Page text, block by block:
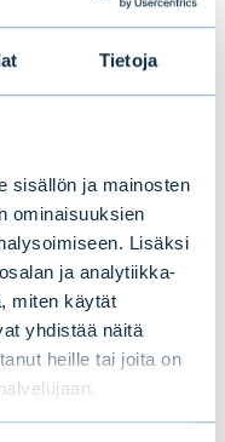
Tietoja
sisällön ja mainosten
ominaisuuksien
Lisäksi
ja analytiikka-
miten käytät
yhdistää näitä
heille tai joita on
kehotan
suuntaan.
on nyt
se on ollut
olemme
ne eivät
aikavälillä.
on kuin pitkä
Viime